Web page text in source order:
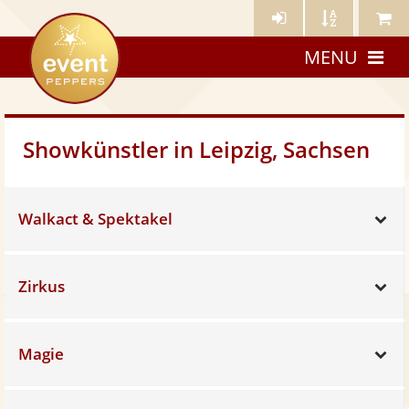
Künstler- Künstler Meine
eventpeppers
MENU
Showkünstler in Leipzig, Sachsen
Walkact & Spektakel
Zirkus
Magie